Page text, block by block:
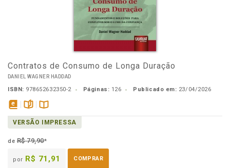
Contratos de Consumo de Longa Duração
DANIEL WAGNER HADDAD
ISBN: 978652632350-2 Páginas: 126 Publicado em: 23/04/2026
disponível
em
páginasDisponível
na
VERSÃO IMPRESSA
deR$ 79,90*
por R$ 71,91 COMPRAR